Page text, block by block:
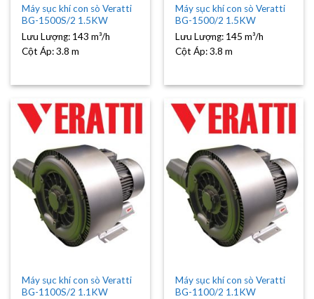
Máy sục khí con sò Veratti
BG-1500S/2 1.5KW
Lưu Lượng: 143 m³/h
Cột Áp:3.8 m
Máy sục khí con sò Veratti
BG-1500/2 1.5KW
Lưu Lượng: 145 m³/h
Cột Áp:3.8 m
Máy sục khí con sò Veratti
BG-1100S/2 1.1KW
Máy sục khí con sò Veratti
BG-1100/2 1.1KW